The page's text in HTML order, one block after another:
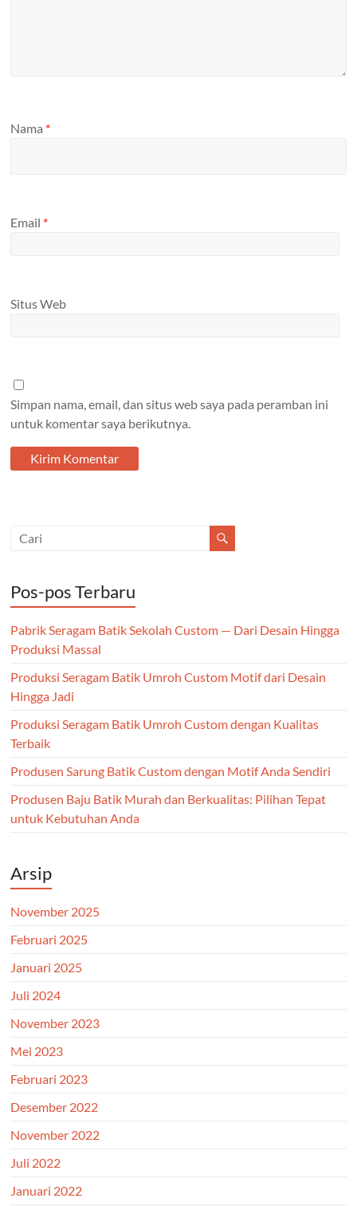
Nama *
Email *
Situs Web
Simpan nama, email, dan situs web saya pada peramban ini
untuk komentar saya berikutnya.
Pos-pos Terbaru
Pabrik Seragam Batik Sekolah Custom — Dari Desain Hingga
Produksi Massal
Produksi Seragam Batik Umroh Custom Motif dari Desain
Hingga Jadi
Produksi Seragam Batik Umroh Custom dengan Kualitas
Terbaik
Produsen Sarung Batik Custom dengan Motif Anda Sendiri
Produsen Baju Batik Murah dan Berkualitas: Pilihan Tepat
untuk Kebutuhan Anda
Arsip
November 2025
Februari 2025
Januari 2025
Juli 2024
November 2023
Mei 2023
Februari 2023
Desember 2022
November 2022
Juli 2022
Januari 2022